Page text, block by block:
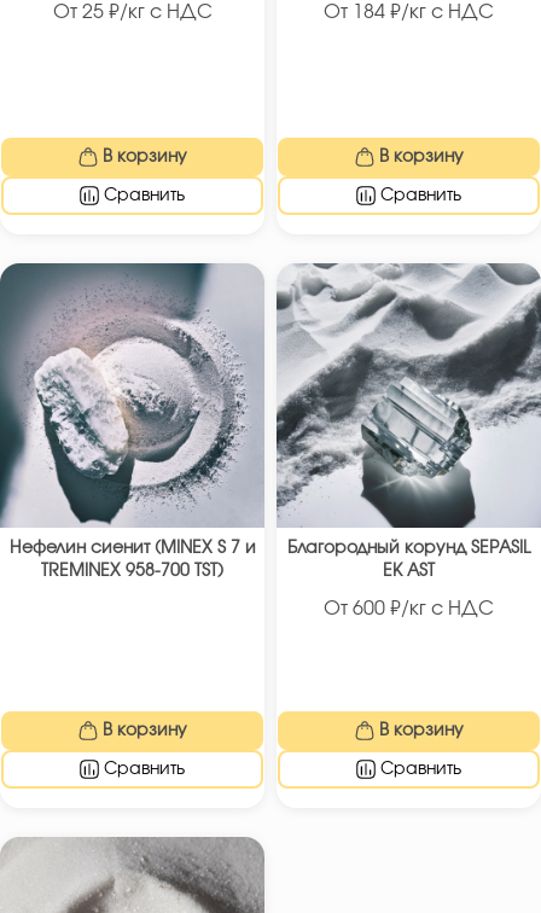
От 25 ₽/кг с НДС
В корзину
Сравнить
От 184 ₽/кг с НДС
В корзину
Сравнить
Нефелин сиенит (MINEX S 7 и
TREMINEX 958-700 TST)
В корзину
Сравнить
Благородный корунд SEPASIL
EK AST
От 600 ₽/кг с НДС
В корзину
Сравнить